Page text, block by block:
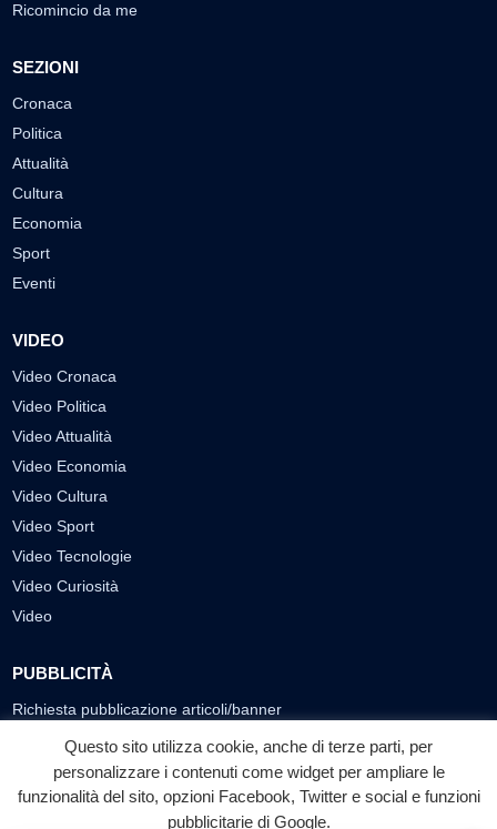
Ricomincio da me
SEZIONI
Cronaca
Politica
Attualità
Cultura
Economia
Sport
Eventi
VIDEO
Video Cronaca
Video Politica
Video Attualità
Video Economia
Video Cultura
Video Sport
Video Tecnologie
Video Curiosità
Video
PUBBLICITÀ
Richiesta pubblicazione articoli/banner
SEGUICI SUI SOCIAL
f ◎ ▶
Questo sito utilizza cookie, anche di terze parti, per
personalizzare i contenuti come widget per ampliare le
funzionalità del sito, opzioni Facebook, Twitter e social e funzioni
pubblicitarie di Google.